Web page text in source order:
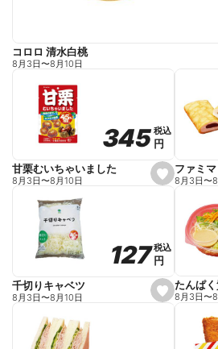
コロロ 清水白桃
8月3日〜8月10日
s
e
o
r
i
e
345
345税込
税込
円
円
甘栗むいちゃいました
8月3日〜8月10日 8月3日〜
s
e
127
127税込
税込
円
円
千切りキャベツ
8月3日〜8月10日 8月3日〜